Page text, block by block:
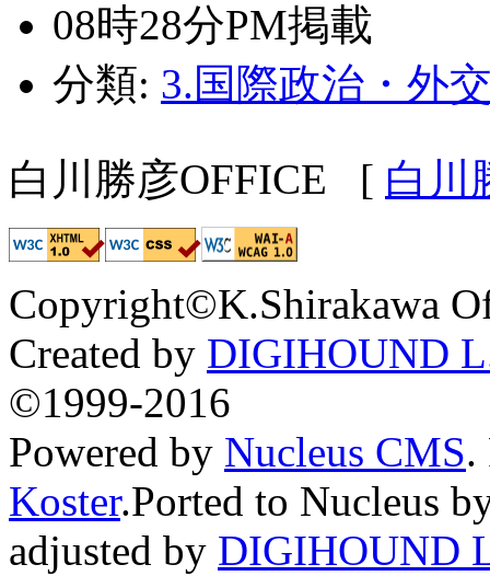
08時28分PM掲載
分類: 3.国際政治・外
白川勝彦OFFICE [ 白川
Copyright©K.Shirakawa
Created by DIGIHOUND
©1999-2016
Powered by Nucleus CMS.
Koster.Ported to Nucleus
adjusted by DIGIHOUND